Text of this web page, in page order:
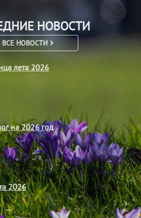
НОВОСТИ
ВСЕ НОВОСТИ
лета 2026
на 2026 год
2026